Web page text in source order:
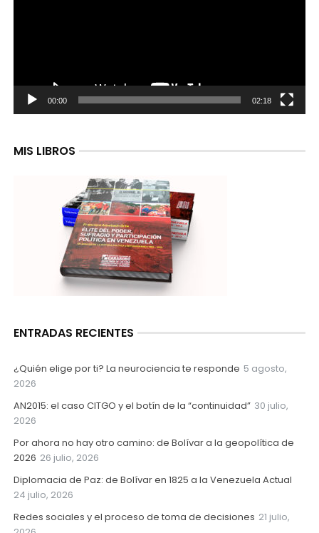
00:00 02:18
MIS LIBROS
ENTRADAS RECIENTES
¿Quién elige por ti? La neurociencia te responde 5 agosto,
2026
AN2015: el caso CITGO y el botín de la “continuidad” 30 julio,
2026
Por ahora no hay otro camino: de Bolívar a la geopolítica de
2026 26 julio, 2026
Diplomacia de Paz: de Bolívar en 1825 a la Venezuela Actual
24 julio, 2026
Redes sociales y el proceso de toma de decisiones 21 julio,